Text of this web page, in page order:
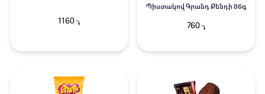
1160֏
Պիստակով Գրանդ Քենդի 86գ
760 ֏